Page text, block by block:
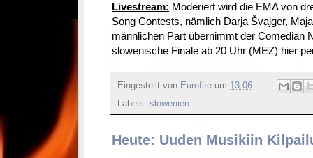
Livestream: Moderiert wird die EMA von
Song Contests, nämlich Darja Švajger,
männlichen Part übernimmt der Comedian
slowenische Finale ab 20 Uhr (MEZ) hier
Eingestellt von Eurofire um 13:06
Labels: slowenien
Heute: Uuden Musikiin